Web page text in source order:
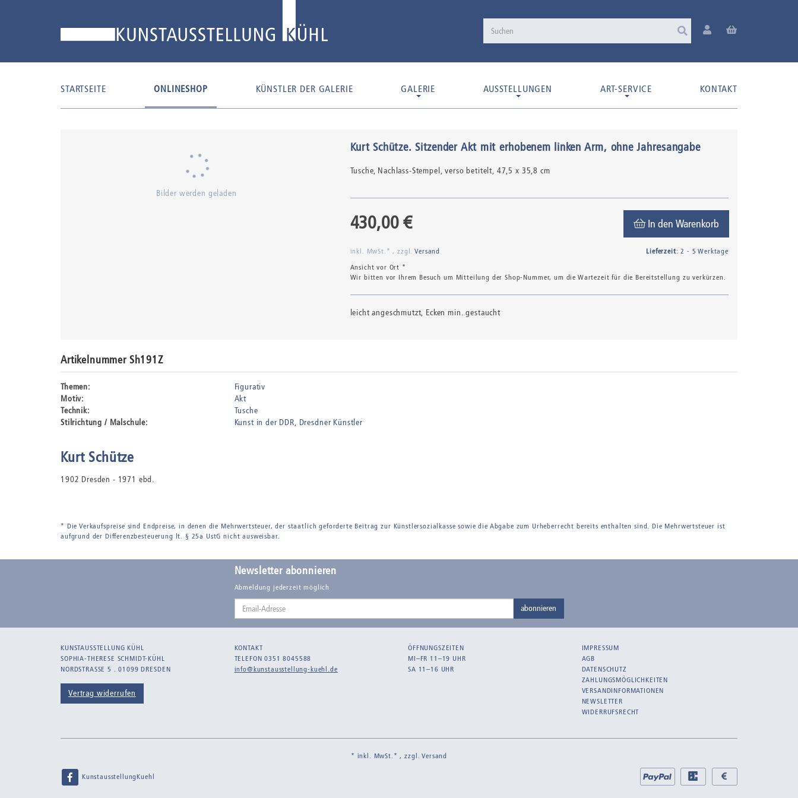
STARTSEITE ONLINESHOP KÜNSTLER DER GALERIE GALERIE AUSSTELLUNGEN ART-SERVICE KONTAKT
Bilder werden geladen
Kurt Schütze. Sitzender Akt mit erhobenem linken Arm, ohne Jahresangabe
Tusche, Nachlass-Stempel, verso betitelt, 47,5 x 35,8 cm
430,00 €
inkl. MwSt.* , zzgl.Versand
In den Warenkorb
Lieferzeit: 2 - 5 Werktage
Ansicht vor Ort *
Wir bitten vor Ihrem Besuch um Mitteilung der Shop-Nummer, um die Wartezeit für die Bereitstellung zu verkürzen.
leicht angeschmutzt, Ecken min. gestaucht
Artikelnummer Sh191Z
Themen:
Figurativ
Motiv:
Akt
Technik:
Tusche
Stilrichtung / Malschule:
Kunst in der DDR Dresdner Künstler
Kurt Schütze
1902 Dresden - 1971 ebd.
* Die Verkaufspreise sind Endpreise, in denen die Mehrwertsteuer, der staatlich geforderte Beitrag zur Künstlersozialkasse sowie die Abgabe zum Urheberrecht bereits enthalten sind. Die Mehrwertsteuer ist
aufgrund der Differenzbesteuerung lt. § 25a UstG nicht ausweisbar.
Newsletter abonnieren
Abmeldung jederzeit möglich
Email-
abonnieren
KUNSTAUSSTELLUNG KÜHL
SOPHIA-THERESE SCHMIDT-KÜHL
NORDSTRASSE 5 . 01099 DRESDEN
Vertrag widerrufen
KONTAKT
TELEFON 0351 8045588
info@kunstausstellung-kuehl.de
ÖFFNUNGSZEITEN
MI–FR 11–19 UHR
SA 11–16 UHR
IMPRESSUM
AGB
DATENSCHUTZ
ZAHLUNGSMÖGLICHKEITEN
VERSANDINFORMATIONEN
NEWSLETTER
WIDERRUFSRECHT
* inkl. MwSt.* , zzgl.Versand
KunstausstellungKuehl
Bei
uns
PayPal
bei
bei